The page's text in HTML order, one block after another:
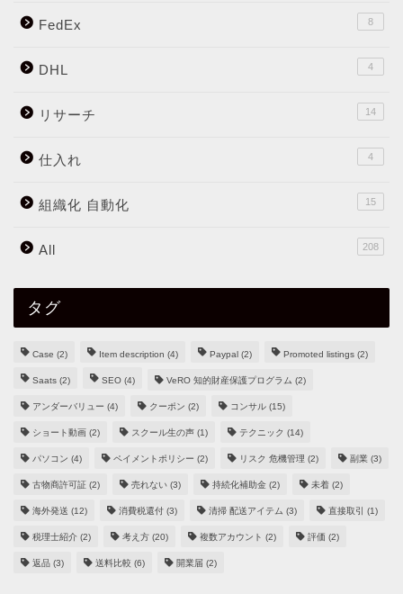
FedEx 8
DHL 4
リサーチ 14
仕入れ 4
組織化 自動化 15
All 208
タグ
Case (2) Item description (4) Paypal (2) Promoted listings (2)
Saats (2) SEO (4) VeRO 知的財産保護プログラム (2)
アンダーバリュー (4) クーポン (2) コンサル (15)
ショート動画 (2) スクール生の声 (1) テクニック (14)
パソコン (4) ペイメントポリシー (2) リスク 危機管理 (2) 副業 (3)
古物商許可証 (2) 売れない (3) 持続化補助金 (2) 未着 (2)
海外発送 (12) 消費税還付 (3) 清掃 配送アイテム (3) 直接取引 (1)
税理士紹介 (2) 考え方 (20) 複数アカウント (2) 評価 (2)
返品 (3) 送料比較 (6) 開業届 (2)